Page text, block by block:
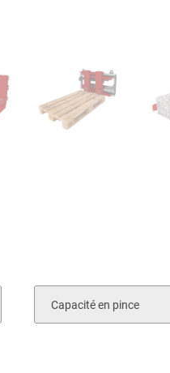
Capacité en pince